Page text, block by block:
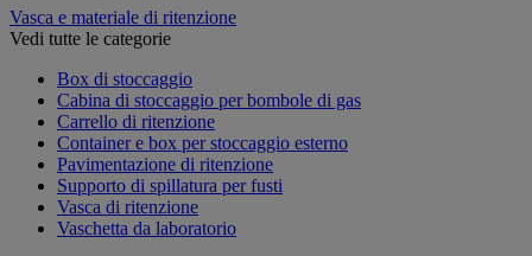
Vasca e materiale di ritenzione
Vedi tutte le categorie
Box di stoccaggio
Cabina di stoccaggio per bombole di gas
Carrello di ritenzione
Container e box per stoccaggio esterno
Pavimentazione di ritenzione
Supporto di spillatura per fusti
Vasca di ritenzione
Vaschetta da laboratorio